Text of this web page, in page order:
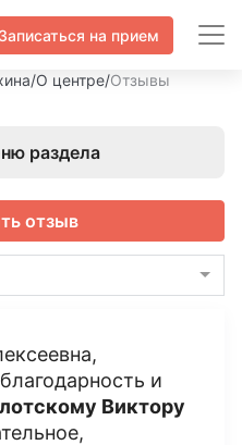
Записаться на прием
/О центре/Отзывы
раздела
отзыв
и
Виктору